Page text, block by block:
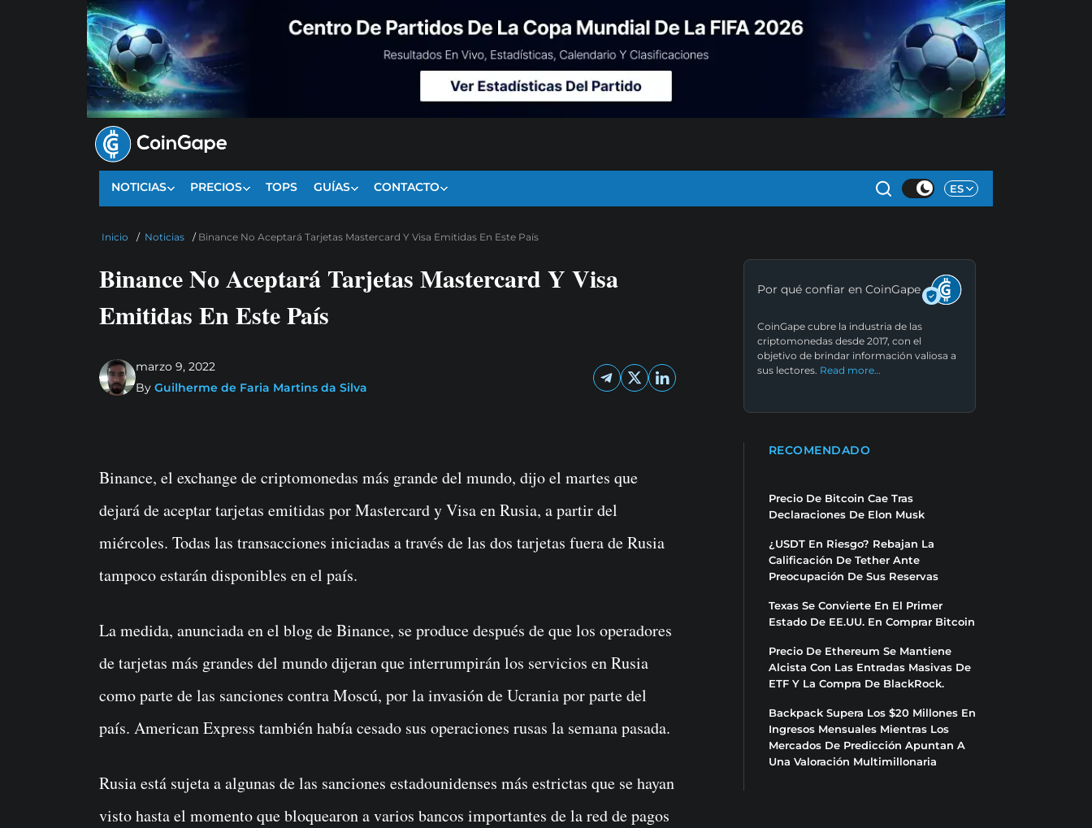
NOTICIAS PRECIOS TOPS GUÍAS CONTACTO ES
Inicio / Noticias / Binance No Aceptará Tarjetas Mastercard Y Visa Emitidas En Este País
Binance No Aceptará Tarjetas Mastercard Y Visa
Emitidas En Este País
marzo 9, 2022
By Guilherme de Faria Martins da Silva
Binance, el exchange de criptomonedas más grande del mundo, dijo el martes que
dejará de aceptar tarjetas emitidas por Mastercard y Visa en Rusia, a partir del
miércoles. Todas las transacciones iniciadas a través de las dos tarjetas fuera de Rusia
tampoco estarán disponibles en el país.
La medida, anunciada en el blog de Binance, se produce después de que los operadores
de tarjetas más grandes del mundo dijeran que interrumpirán los servicios en Rusia
como parte de las sanciones contra Moscú, por la invasión de Ucrania por parte del
país. American Express también había cesado sus operaciones rusas la semana pasada.
Rusia está sujeta a algunas de las sanciones estadounidenses más estrictas que se hayan
visto hasta el momento que bloquearon a varios bancos importantes de la red de pagos
Por qué confiar en CoinGape
CoinGape cubre la industria de las
criptomonedas desde 2017, con el
objetivo de brindar información valiosa a
sus lectores. Read more…
RECOMENDADO
Precio De Bitcoin Cae Tras
Declaraciones De Elon Musk
¿USDT En Riesgo? Rebajan La
Calificación De Tether Ante
Preocupación De Sus Reservas
Texas Se Convierte En El Primer
Estado De EE.UU. En Comprar Bitcoin
Precio De Ethereum Se Mantiene
Alcista Con Las Entradas Masivas De
ETF Y La Compra De BlackRock.
Backpack Supera Los $20 Millones En
Ingresos Mensuales Mientras Los
Mercados De Predicción Apuntan A
Una Valoración Multimillonaria